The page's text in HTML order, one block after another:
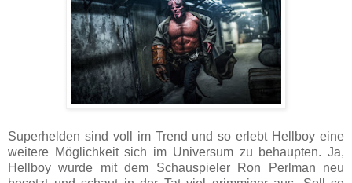
Superhelden sind voll im Trend und so erlebt Hellboy eine
weitere Möglichkeit sich im Universum zu behaupten. Ja,
Hellboy wurde mit dem Schauspieler Ron Perlman neu